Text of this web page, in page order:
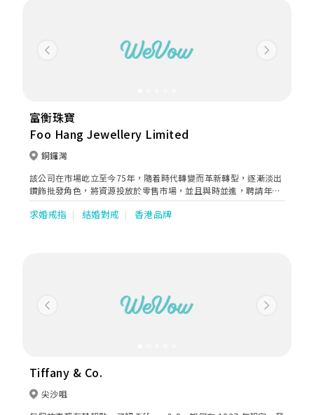
Previous Next
富衡珠寶
Foo Hang Jewellery Limited
銅鑼灣
該公司在市場屹立至今75年，隨着時代轉變而革新轉型，逐漸淡出
鑽飾批發角色，將資源投放於零售市場，並且與時並進，聘請年輕
珠寶設計師設計時尚鑽飾，專攻零售客戶，為品牌注入新動力，延
續不老的傳說。
求婚戒指 結婚對戒 香港品牌
Previous Next
Tiffany & Co.
尖沙咀